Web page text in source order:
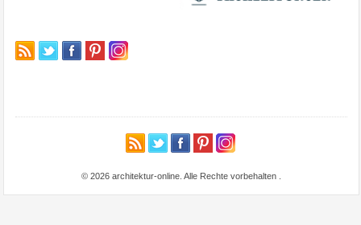
© 2026 architektur-online. Alle Rechte vorbehalten .